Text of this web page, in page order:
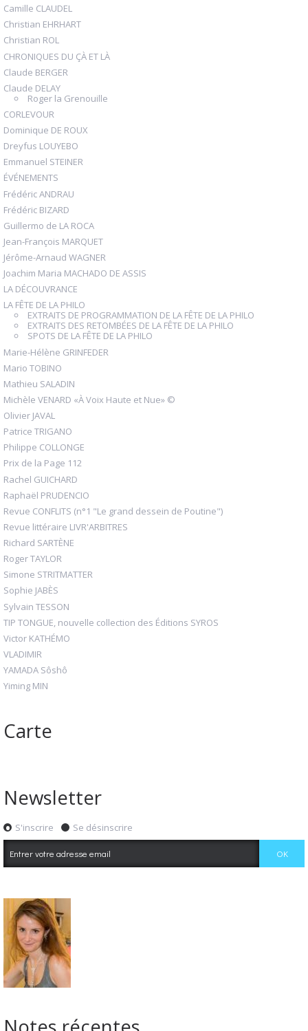
Camille CLAUDEL
Christian EHRHART
Christian ROL
CHRONIQUES DU ÇÀ ET LÀ
Claude BERGER
Claude DELAY
Roger la Grenouille
CORLEVOUR
Dominique DE ROUX
Dreyfus LOUYEBO
Emmanuel STEINER
ÉVÉNEMENTS
Frédéric ANDRAU
Frédéric BIZARD
Guillermo de LA ROCA
Jean-François MARQUET
Jérôme-Arnaud WAGNER
Joachim Maria MACHADO DE ASSIS
LA DÉCOUVRANCE
LA FÊTE DE LA PHILO
EXTRAITS DE PROGRAMMATION DE LA FÊTE DE LA PHILO
EXTRAITS DES RETOMBÉES DE LA FÊTE DE LA PHILO
SPOTS DE LA FÊTE DE LA PHILO
Marie-Hélène GRINFEDER
Mario TOBINO
Mathieu SALADIN
Michèle VENARD «À Voix Haute et Nue» ©
Olivier JAVAL
Patrice TRIGANO
Philippe COLLONGE
Prix de la Page 112
Rachel GUICHARD
Raphaël PRUDENCIO
Revue CONFLITS (n°1 "Le grand dessein de Poutine")
Revue littéraire LIVR'ARBITRES
Richard SARTÈNE
Roger TAYLOR
Simone STRITMATTER
Sophie JABÈS
Sylvain TESSON
TIP TONGUE, nouvelle collection des Éditions SYROS
Victor KATHÉMO
VLADIMIR
YAMADA Sôshô
Yiming MIN
Carte
Newsletter
S'inscrire Se désinscrire